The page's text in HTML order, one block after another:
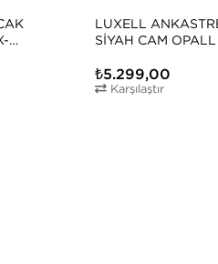
LUXELL
SIYAH CAM
₺5.299,00
Karşılaştır